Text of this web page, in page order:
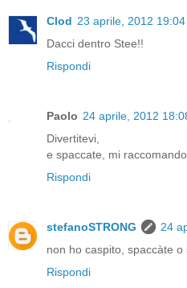
Clod 23 aprile, 2012 19:04
Dacci dentro Stee!!
Rispondi
Paolo 24 aprile, 2012
Divertitevi,
e spaccate, mi
Rispondi
stefanoSTRONG
24
non ho caspito, spaccàte o
Rispondi